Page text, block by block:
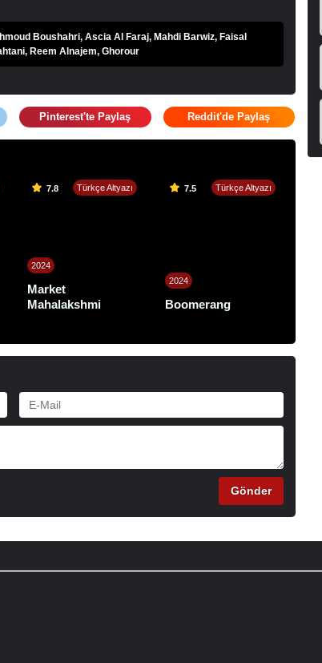
Boushahri, Ascia Al Faraj, Mahdi Barwiz, Faisal
Reem Alnajem, Ghorour
Pinterest'te Paylaş Reddit'de Paylaş
7.8 Türkçe Altyazı
2024
Market
Mahalakshmi
7.5 Türkçe Altyazı
2024
Boomerang